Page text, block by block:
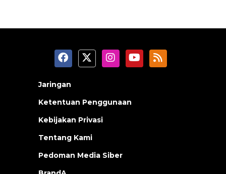
Jaringan
Ketentuan Penggunaan
Kebijakan Privasi
Tentang Kami
Pedoman Media Siber